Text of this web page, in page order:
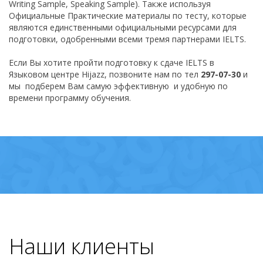
Writing Sample, Speaking Sample). Также используя
Официальные Практические материалы по тесту, которые
являются единственными официальными ресурсами для
подготовки, одобренными всеми тремя партнерами IELTS.
Если Вы хотите пройти подготовку к сдаче IELTS в
Языковом центре Hijazz, позвоните нам по тел 297-07-30 и
мы подберем Вам самую эффективную и удобную по
времени программу обучения.
Наши клиенты